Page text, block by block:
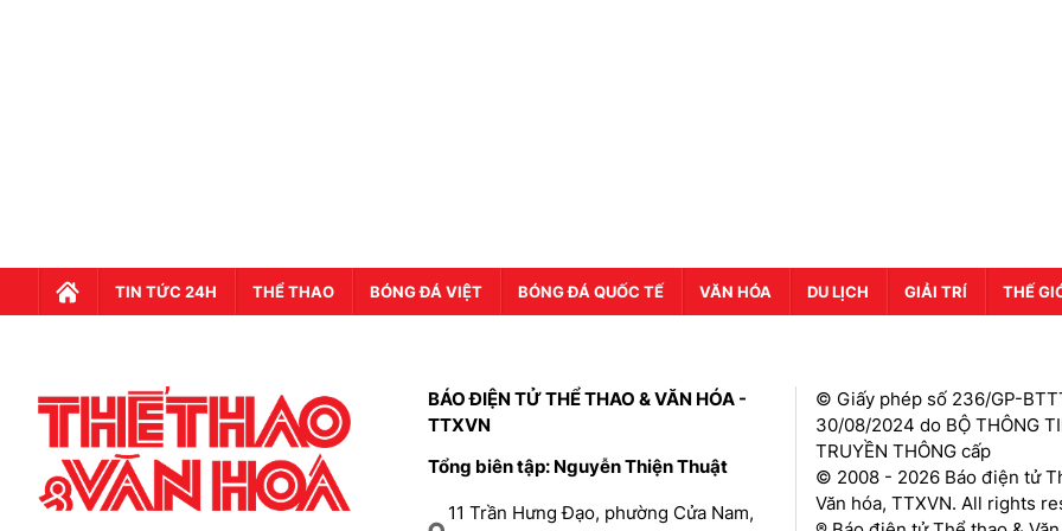
TIN TỨC 24H THỂ THAO BÓNG ĐÁ VIỆT BÓNG ĐÁ QUỐC TẾ VĂN HÓA DU LỊCH GIẢI TRÍ THẾ
BÁO ĐIỆN TỬ THỂ THAO & VĂN HÓA -
TTXVN
Tổng biên tập: Nguyễn Thiện Thuật
11 Trần Hưng Đạo, phường Cửa Nam,
© Giấy phép số 236/GP-
30/08/2024 do BỘ THÔNG
TRUYỀN THÔNG cấp
© 2008 - 2026 Báo điện tử
Văn hóa, TTXVN. All rights